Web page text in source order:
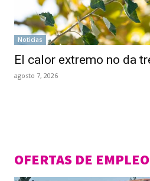
Noticias
El calor extremo no da
agosto 7, 2026
OFERTAS DE EMPLEO